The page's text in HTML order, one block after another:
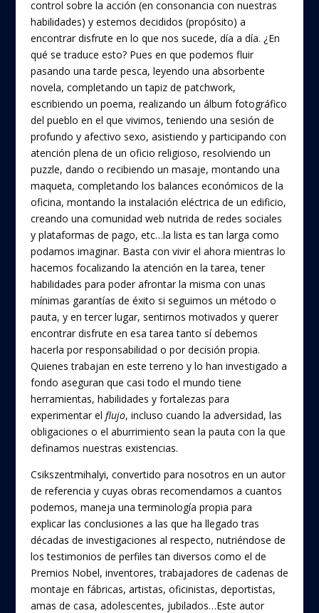
control sobre la acción (en consonancia con nuestras
habilidades) y estemos decididos (propósito) a
encontrar disfrute en lo que nos sucede, día a día. ¿En
qué se traduce esto? Pues en que podemos fluir
pasando una tarde pesca, leyendo una absorbente
novela, completando un tapiz de patchwork,
escribiendo un poema, realizando un álbum fotográfico
del pueblo en el que vivimos, teniendo una sesión de
profundo y afectivo sexo, asistiendo y participando con
atención plena de un oficio religioso, resolviendo un
puzzle, dando o recibiendo un masaje, montando una
maqueta, completando los balances económicos de la
oficina, montando la instalación eléctrica de un edificio,
creando una comunidad web nutrida de redes sociales
y plataformas de pago, etc…la lista es tan larga como
podamos imaginar. Basta con vivir el ahora mientras lo
hacemos focalizando la atención en la tarea, tener
habilidades para poder afrontar la misma con unas
mínimas garantías de éxito si seguimos un método o
pauta, y en tercer lugar, sentirnos motivados y querer
encontrar disfrute en esa tarea tanto sí debemos
hacerla por responsabilidad o por decisión propia.
Quienes trabajan en este terreno y lo han investigado a
fondo aseguran que casi todo el mundo tiene
herramientas, habilidades y fortalezas para
experimentar el flujo, incluso cuando la adversidad, las
obligaciones o el aburrimiento sean la pauta con la que
definamos nuestras existencias.
Csikszentmihalyi, convertido para nosotros en un autor
de referencia y cuyas obras recomendamos a cuantos
podemos, maneja una terminología propia para
explicar las conclusiones a las que ha llegado tras
décadas de investigaciones al respecto, nutriéndose de
los testimonios de perfiles tan diversos como el de
Premios Nobel, inventores, trabajadores de cadenas de
montaje en fábricas, artistas, oficinistas, deportistas,
amas de casa, adolescentes, jubilados…Este autor